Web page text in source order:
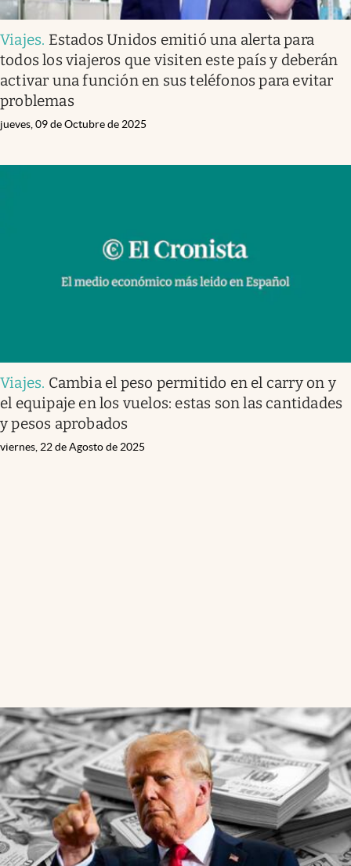
Viajes. Estados Unidos emitió una alerta para
todos los viajeros que visiten este país y deberán
activar una función en sus teléfonos para evitar
problemas
jueves, 09 de Octubre de 2025
Viajes. Cambia el peso permitido en el carry on y
el equipaje en los vuelos: estas son las cantidades
y pesos aprobados
viernes, 22 de Agosto de 2025